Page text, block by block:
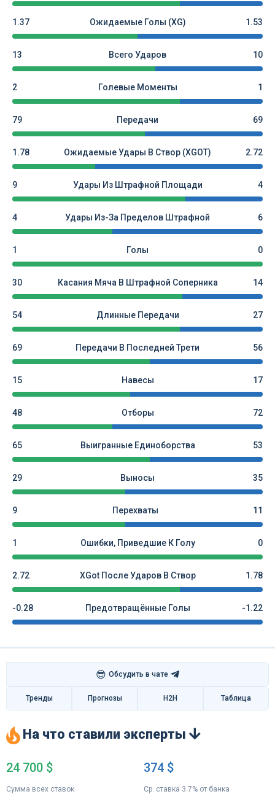
1.37 Ожидаемые Голы (xG) 1.53
13 Всего Ударов 10
2 Голевые Моменты 1
79 Передачи 69
1.78 Ожидаемые Удары В Створ (xGOT) 2.72
9 Удары Из Штрафной Площади 4
4 Удары Из-За Пределов Штрафной 6
1 Голы 0
30 Касания Мяча В Штрафной Соперника 14
54 Длинные Передачи 27
69 Передачи В Последней Трети 56
15 Навесы 17
48 Отборы 72
65 Выигранные Единоборства 53
29 Выносы 35
9 Перехваты 11
1 Ошибки, Приведшие К Голу 0
2.72 XGot После Ударов В Створ 1.78
-0.28 Предотвращённые Голы -1.22
😎 Обсудить в чате
Тренды Прогнозы H2H Таблица
На что ставили эксперты
24 700 $
Сумма всех ставок
374 $
Ср. ставка 3.7% от банка